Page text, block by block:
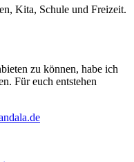
Kita, Schule und Freizeit.
zu können, habe ich
Für euch entstehen